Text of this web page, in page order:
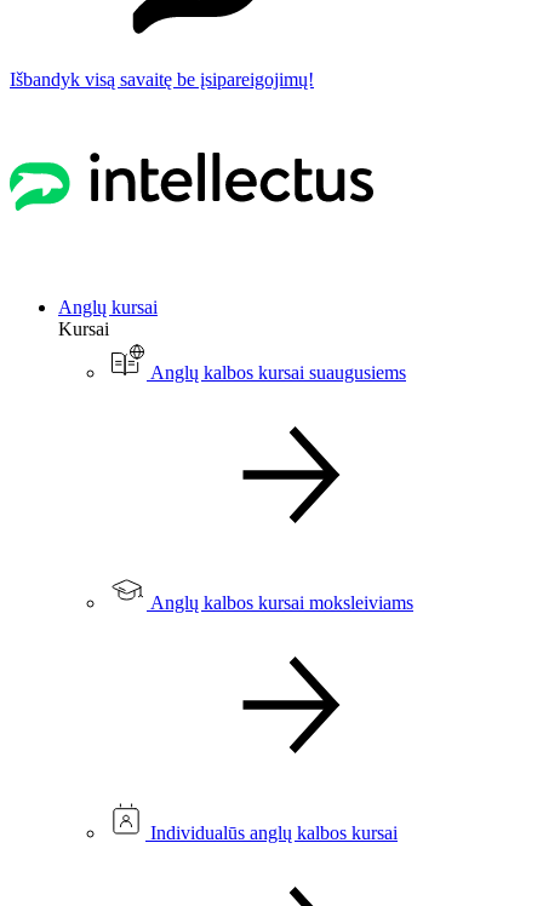
Išbandyk visą savaitę be įsipareigojimų!
Anglų kursai
Kursai
Anglų kalbos kursai suaugusiems
Anglų kalbos kursai moksleiviams
Individualūs anglų kalbos kursai